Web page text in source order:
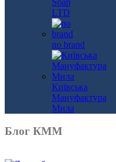
Soap
LTD
no brand
Київська
Мануфактура
Мила
Блог КММ